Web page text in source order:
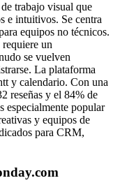
trabajo visual que
e intuitivos. Se centra
equipos no técnicos.
un
se vuelven
La plataforma
y calendario. Con una
reseñas y el 84% de
especialmente popular
y equipos de
para CRM,